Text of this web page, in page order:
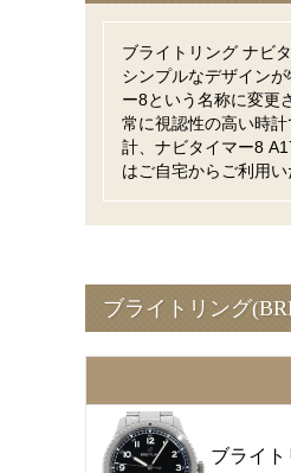
ブライトリング ナビ
シンプルなデザイン
ー8という名称に変更
常に視認性の高い時
計、ナビタイマー8
はご自宅からご利用
ブライトリング
ブライ